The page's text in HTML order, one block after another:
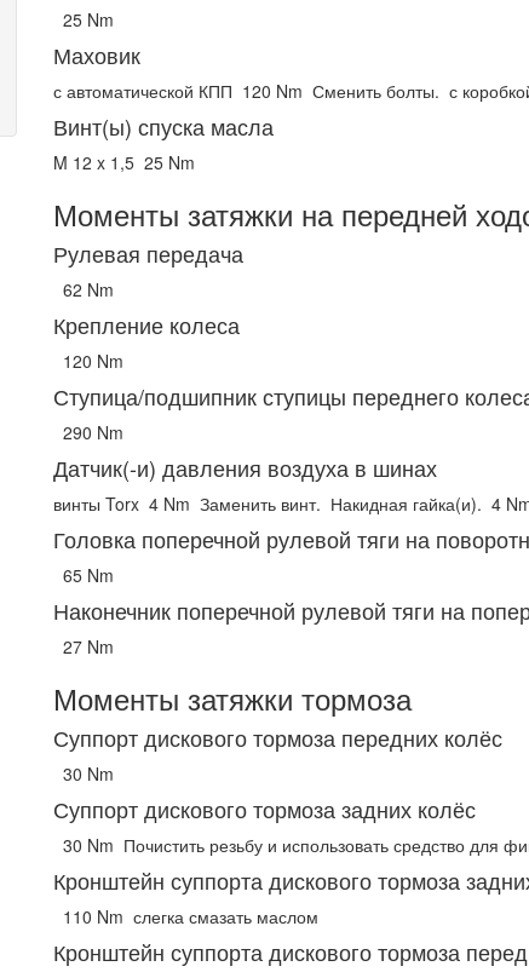
25 Nm
Маховик
с автоматической КПП 120 Nm Сменить болты. с
Винт(ы) спуска масла
M 12 x 1,5 25 Nm
Моменты затяжки на передней
Рулевая передача
62 Nm
Крепление колеса
120 Nm
Ступица/подшипник ступицы переднего
290 Nm
Датчик(-и) давления воздуха в шинах
винты Torx 4 Nm Заменить винт. Накидная гайка(и). 4
Головка поперечной рулевой тяги на
65 Nm
Наконечник поперечной рулевой тяги на
27 Nm
Моменты затяжки тормоза
Суппорт дискового тормоза передних колёс
30 Nm
Суппорт дискового тормоза задних колёс
30 Nm Почистить резьбу и использовать средство для
Кронштейн суппорта дискового тормоза
110 Nm слегка смазать маслом
Кронштейн суппорта дискового тормоза